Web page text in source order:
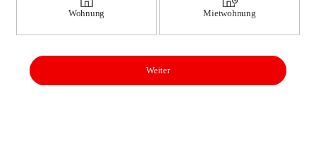
Wohnung Mietwohnung
Weiter